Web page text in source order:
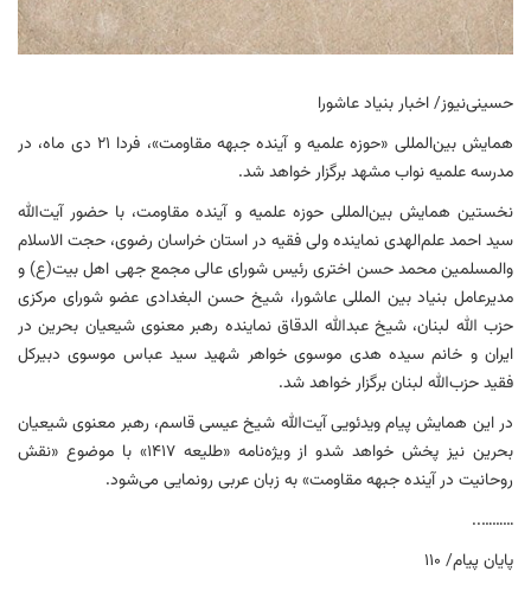
حسینی‌نیوز/ اخبار بنیاد عاشورا
همایش بین‌المللی «حوزه علمیه و آینده جبهه مقاومت»، فردا ۲۱ دی ماه، در
مدرسه علمیه نواب مشهد برگزار خواهد شد.
نخستین همایش بین‌المللی حوزه علمیه و آینده مقاومت، با حضور آیت‌الله
سید احمد علم‌الهدی نماینده ولی فقیه در استان خراسان رضوی، حجت الاسلام
والمسلمین محمد حسن اختری رئیس شورای عالی مجمع جهی اهل بیت(ع) و
مدیرعامل بنیاد بین المللی عاشورا، شیخ حسن البغدادی عضو شورای مرکزی
حزب الله لبنان، شیخ عبدالله الدقاق نماینده رهبر معنوی شیعیان بحرین در
ایران و خانم سیده هدی موسوی خواهر شهید سید عباس موسوی دبیرکل
فقید حزب‌الله لبنان برگزار خواهد شد.
در این همایش پیام ویدئویی آیت‌الله شیخ عیسی قاسم، رهبر معنوی شیعیان
بحرین نیز پخش خواهد شدو از ویژه‌نامه «طلیعه ۱۴۱۷» با موضوع «نقش
روحانیت در آینده جبهه مقاومت» به زبان عربی رونمایی می‌شود.
………..
پایان پیام/ ۱۱۰